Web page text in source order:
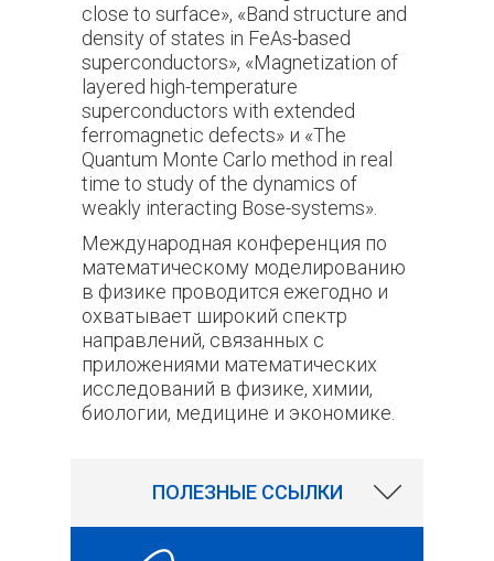
close to surface», «Band structure and
density of states in FeAs-based
superconductors», «Magnetization of
layered high-temperature
superconductors with extended
ferromagnetic defects» и «The
Quantum Monte Carlo method in real
time to study of the dynamics of
weakly interacting Bose-systems».
Международная конференция по
математическому моделированию
в физике проводится ежегодно и
охватывает широкий спектр
направлений, связанных с
приложениями математических
исследований в физике, химии,
биологии, медицине и экономике.
ПОЛЕЗНЫЕ ССЫЛКИ